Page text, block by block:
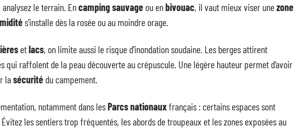
le terrain. Encamping sauvage ou enbivouac, il vaut mieux viser unezone
s’installe dès la rosée ou au moindre orage.
etlacs, on limite aussi le risque d’inondation soudaine. Les berges attirent
qui raffolent de la peau découverte au crépuscule. Une légère hauteur permet d’avoir
lasécurité du campement.
notamment dans lesParcs nationauxfrançais : certains espaces sont
les sentiers trop fréquentés, les abords de troupeaux et les zones exposées au